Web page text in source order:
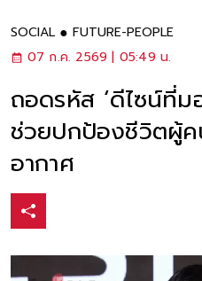
SOCIAL
FUTURE-PEOPLE
07 ก.ค. 2569 | 05:49 น.
ถอดรหัส ‘ดีไซน์ที่ม
ช่วยปกป้องชีวิตผู้
อากาศ